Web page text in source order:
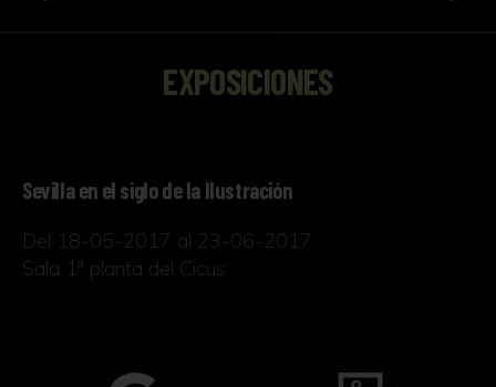
EXPOSICIONES
Sevilla en el siglo de la Ilustración
Del 18-05-2017 al 23-06-2017
Sala 1ª planta del Cicus